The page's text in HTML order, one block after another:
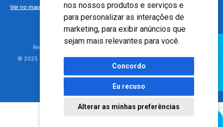
nos nossos produtos e serviços e
para personalizar as interações de
marketing, para exibir anúncios que
sejam mais relevantes para você.
Concordo
Eu recuso
Alterar as minhas preferências
Ver no mapa
Responsável Técnico: Dr. Luiz Antonio Nasi - CREMERS 11217
© 2025 - Hospital Moinhos de Vento - Registro Empresa (CRM-RS): 425